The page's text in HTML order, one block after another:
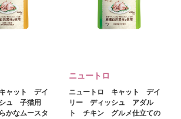
ャット デイ
ュ 子猫用
かなムースタ
ニュートロ
ニュートロ キャット デイ
リー ディッシュ アダル
ト チキン グルメ仕立ての